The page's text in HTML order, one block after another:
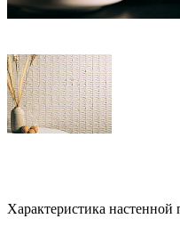
Характеристика настенной